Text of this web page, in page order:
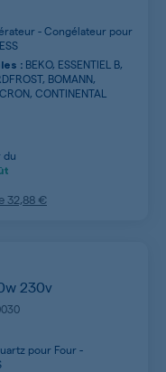
- Congélateur pour
: BEKO, ESSENTIEL B,
BOMANN,
CONTINENTAL
du
32,88 €
230v
pour Four -